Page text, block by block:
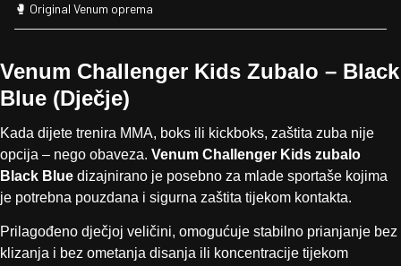
🥊 Original Venum oprema
Venum Challenger Kids Zubalo – Black
Blue (Dječje)
Kada dijete trenira MMA, boks ili kickboks, zaštita zuba nije
opcija – nego obaveza. Venum Challenger Kids zubalo
Black Blue dizajnirano je posebno za mlade sportaše kojima
je potrebna pouzdana i sigurna zaštita tijekom kontakta.
Prilagođeno dječjoj veličini, omogućuje stabilno prianjanje bez
klizanja i bez ometanja disanja ili koncentracije tijekom